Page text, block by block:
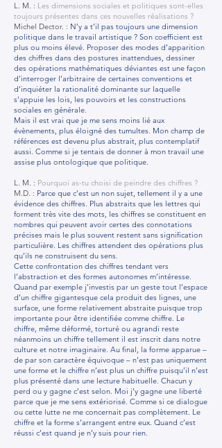
L. M. : Les dimensions sociales et politiques sont-elles
toujours présentes dans ces nouvelles réalisations ?
Michel Dector. : N’y a t’il pas toujours une dimension
politique dans le travail artistique ? Son coefficient est
plus ou moins élevé. Proposer des modes d’apparition
des chiffres dans des postures inattendues, dessiner
des opérations mathématiques déviantes est une façon
d’interroger l’arbitraire de certaines conventions et
d’inquiéter la rationalité dominante sur laquelle
s’appuie les lois, les pouvoirs et les constructions
sociales en générale.
Mais il est vrai que je me sens moins lié aux
évènements, plus éloigné des tumultes. Mon champ de
références est devenu plus abstrait, plus contemplatif
aussi. Comme si je tentais de donner à mon travail une
assise plus ontologique que politique.
L. M. : Pourquoi as-tu choisi de peindre des chiffres ?
M.D. : Parce que c’est un non sujet, tellement il y a une
évidence des chiffres. Plus abstraits que les lettres qui
forment très vite des mots, les chiffres se constituent en
nombres qui peuvent avoir certes des connotations
précises mais le plus souvent restent sans signification
particulière. Les chiffres attendent des opérations plus
qu’ils ne construisent du sens.
Cette confrontation des chiffres tendant vers
l’abstraction et des formes autonomes m’intéresse.
Quand par exemple j’investis par un geste tout l’espace
d’un chiffre gigantesque cela produit des lignes, une
surface, une forme relativement abstraite puisque trop
importante pour être identifiée comme chiffre. Le
chiffre, même déformé, torturé ou agrandi reste
néanmoins un chiffre tellement il est inscrit dans notre
culture et notre imaginaire. Au final, la forme apparue –
de par son caractère équivoque – n’est pas uniquement
une forme et le chiffre n’est plus un chiffre puisqu’il n’est
plus présenté dans une lecture habituelle. Chacun y
perd ou y gagne c’est selon. Moi j’y gagne une liberté
parce que je me sens extériorisé. Comme si ce dialogue
ou cette lutte ne me concernait pas complètement. Le
chiffre et la forme s’arrangent entre eux. Quand c’est
réussi c’est quand je n’y suis pour rien.